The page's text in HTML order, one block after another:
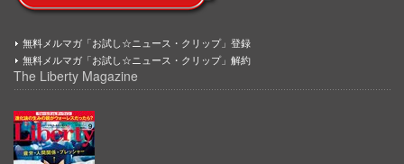
無料メルマガ「お試し☆ニュース・クリップ」登録
無料メルマガ「お試し☆ニュース・クリップ」解約
The Liberty Magazine